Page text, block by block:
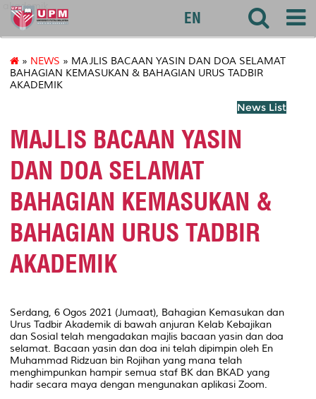
akademik
EN
» NEWS » MAJLIS BACAAN YASIN DAN DOA SELAMAT
BAHAGIAN KEMASUKAN & BAHAGIAN URUS TADBIR
AKADEMIK
News List
MAJLIS BACAAN YASIN
DAN DOA SELAMAT
BAHAGIAN KEMASUKAN &
BAHAGIAN URUS TADBIR
AKADEMIK
Serdang, 6 Ogos 2021 (Jumaat), Bahagian Kemasukan dan
Urus Tadbir Akademik di bawah anjuran Kelab Kebajikan
dan Sosial telah mengadakan majlis bacaan yasin dan doa
selamat. Bacaan yasin dan doa ini telah dipimpin oleh En
Muhammad Ridzuan bin Rojihan yang mana telah
menghimpunkan hampir semua staf BK dan BKAD yang
hadir secara maya dengan mengunakan aplikasi Zoom.